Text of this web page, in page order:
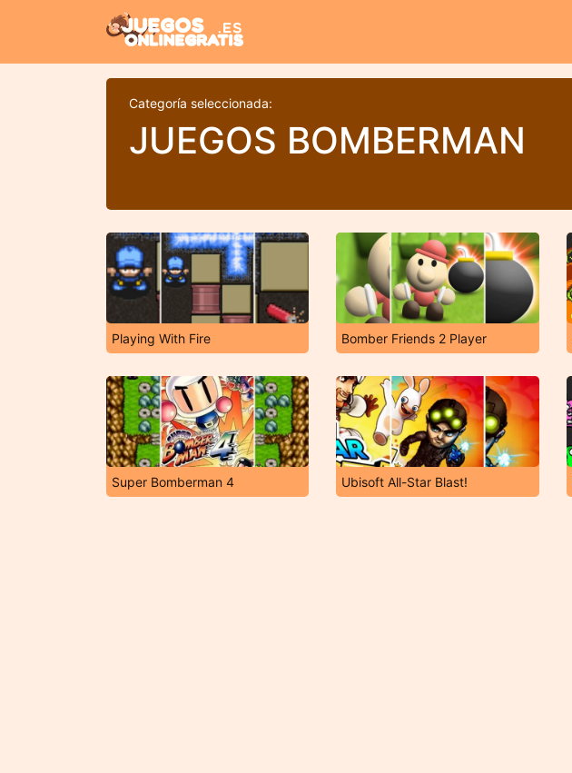
Categoría seleccionada:
JUEGOS BOMBERMAN
Playing With Fire Bomber Friends 2 Player
Super Bomberman 4 Ubisoft All-Star Blast!